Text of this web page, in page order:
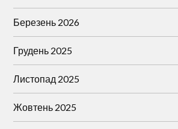
Березень 2026
Грудень 2025
Листопад 2025
Жовтень 2025